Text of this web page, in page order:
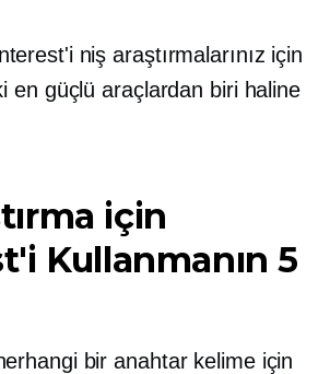
niş araştırmalarınız için
en güçlü araçlardan biri haline
için
Kullanmanın 5
bir anahtar kelime için